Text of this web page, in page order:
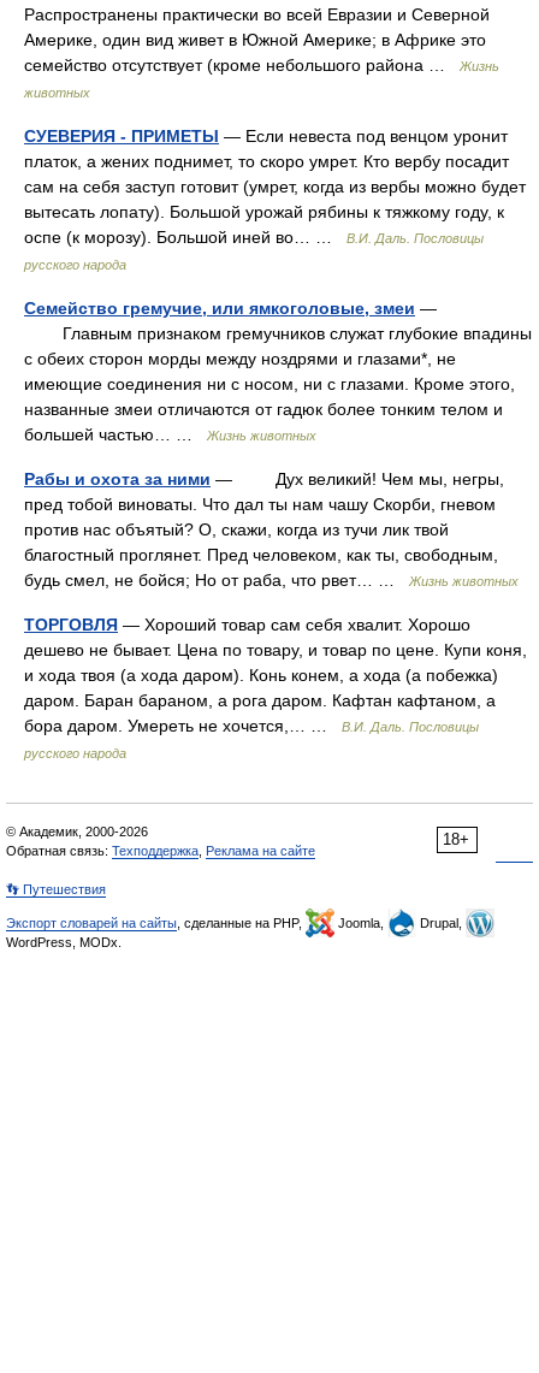
Распространены практически во всей Евразии и Северной
Америке, один вид живет в Южной Америке; в Африке это
семейство отсутствует (кроме небольшого района …
Жизнь
животных
СУЕВЕРИЯ - ПРИМЕТЫ — Если невеста под венцом уронит
платок, а жених поднимет, то скоро умрет. Кто вербу посадит
сам на себя заступ готовит (умрет, когда из вербы можно будет
вытесать лопату). Большой урожай рябины к тяжкому году, к
оспе (к морозу). Большой иней во… …
В.И. Даль. Пословицы
русского народа
Семейство гремучие, или ямкоголовые, змеи —
Главным признаком гремучников служат глубокие впадины
с обеих сторон морды между ноздрями и глазами*, не
имеющие соединения ни с носом, ни с глазами. Кроме этого,
названные змеи отличаются от гадюк более тонким телом и
большей частью… …
Жизнь животных
Рабы и охота за ними — Дух великий! Чем мы, негры,
пред тобой виноваты. Что дал ты нам чашу Скорби, гневом
против нас объятый? О, скажи, когда из тучи лик твой
благостный проглянет. Пред человеком, как ты, свободным,
будь смел, не бойся; Но от раба, что рвет… …
Жизнь животных
ТОРГОВЛЯ — Хороший товар сам себя хвалит. Хорошо
дешево не бывает. Цена по товару, и товар по цене. Купи коня,
и хода твоя (а хода даром). Конь конем, а хода (а побежка)
даром. Баран бараном, а рога даром. Кафтан кафтаном, а
бора даром. Умереть не хочется,… …
В.И. Даль. Пословицы
русского народа
18+
© Академик, 2000-2026
Обратная связь: Техподдержка Реклама на сайте
👣 Путешествия
Экспорт словарей на сайты , сделанные на PHP, Joomla,
Drupal,
WordPress, MODx.